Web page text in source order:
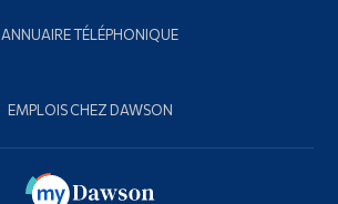
ANNUAIRE TÉLÉPHONIQUE
EMPLOIS CHEZ DAWSON